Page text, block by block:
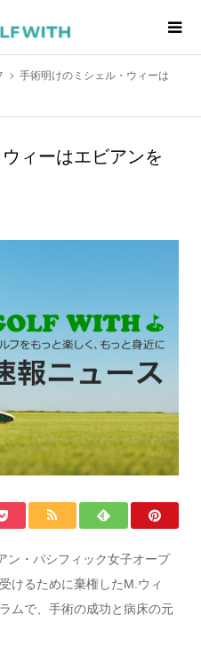
手術明けのミシェル・ウィーは
ィーはエビアンを
ン・パシフィック女子オープ
けるために棄権したM.ウィ
ムで、手術の成功と病床の元